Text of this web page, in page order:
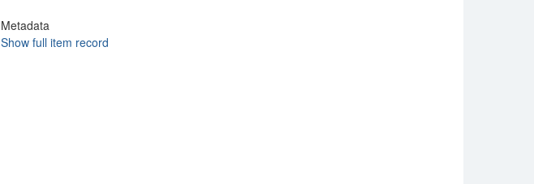
Metadata
Show full item record